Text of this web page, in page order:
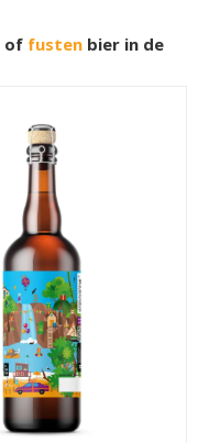
of fusten bier in de